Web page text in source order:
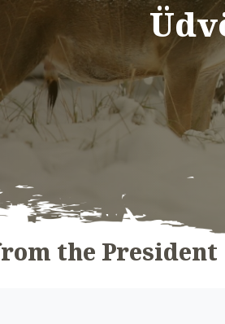
the President